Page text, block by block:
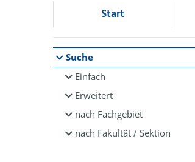
Start
Suche
Einfach
Erweitert
nach Fachgebiet
nach Fakultät / Sektion